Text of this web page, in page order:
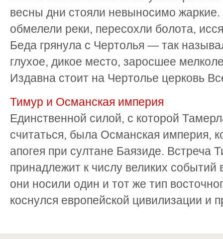
весны дни стояли невыносимо
обмелели реки, пересохли болота,
Беда грянула с Чертолья — так
глухое, дикое место, заросшее
Издавна стоит на Чертолье церковь
Тимур и Османская империя
Единственной силой, с которой
считаться, была Османская империя,
апогея при султане Баязиде. Встреча
принадлежит к числу великих
они носили один и тот же тип
коснулся европейской цивилизации и